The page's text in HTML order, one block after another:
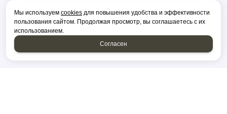
Мы используем cookies для повышения удобства и эффективности
пользования сайтом. Продолжая просмотр, вы соглашаетесь с их
использованием.
Согласен